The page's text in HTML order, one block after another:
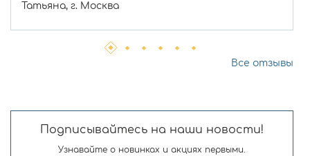
Татьяна, г. Москва
Все отзывы
Подписывайтесь на наши новости!
Узнавайте о новинках и акциях первыми.